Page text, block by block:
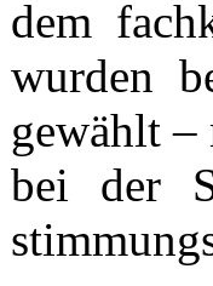
dem
wurden
gewählt –
bei der